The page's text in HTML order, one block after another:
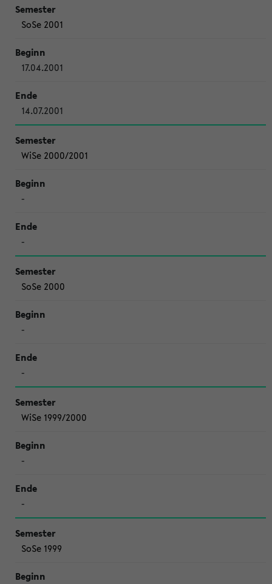
SoSe 2001
17.04.2001
14.07.2001
WiSe 2000/2001
-
-
SoSe 2000
-
-
WiSe 1999/2000
-
-
SoSe 1999